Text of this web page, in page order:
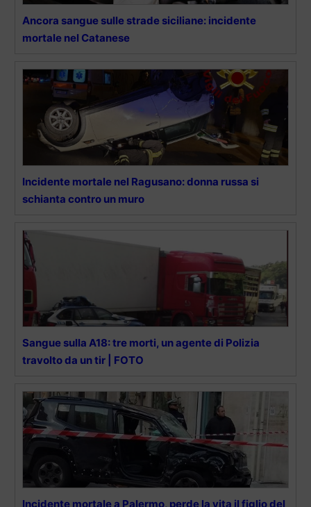
Ancora sangue sulle strade siciliane: incidente
mortale nel Catanese
Incidente mortale nel Ragusano: donna russa si
schianta contro un muro
Sangue sulla A18: tre morti, un agente di Polizia
travolto da un tir | FOTO
Incidente mortale a Palermo, perde la vita il figlio del